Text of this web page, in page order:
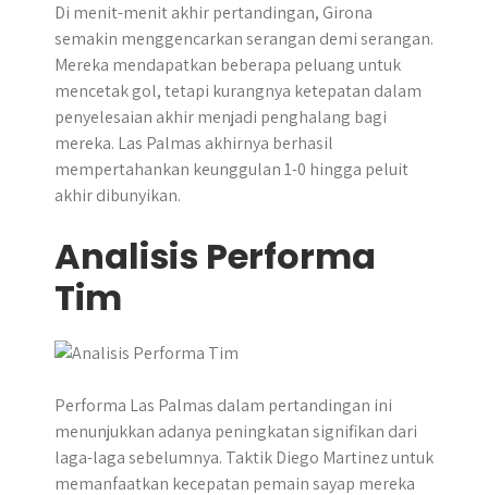
Di menit-menit akhir pertandingan, Girona
semakin menggencarkan serangan demi serangan.
Mereka mendapatkan beberapa peluang untuk
mencetak gol, tetapi kurangnya ketepatan dalam
penyelesaian akhir menjadi penghalang bagi
mereka. Las Palmas akhirnya berhasil
mempertahankan keunggulan 1-0 hingga peluit
akhir dibunyikan.
Analisis Performa
Tim
Performa Las Palmas dalam pertandingan ini
menunjukkan adanya peningkatan signifikan dari
laga-laga sebelumnya. Taktik Diego Martinez untuk
memanfaatkan kecepatan pemain sayap mereka